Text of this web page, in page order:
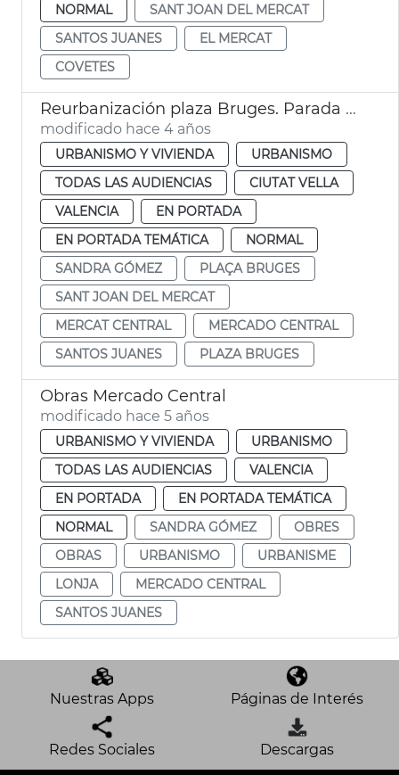
NORMAL
SANT JOAN DEL MERCAT
SANTOS JUANES
EL MERCAT
COVETES
Reurbanización plaza Bruges. Parada flors
modificado hace 4 años
URBANISMO Y VIVIENDA
URBANISMO
TODAS LAS AUDIENCIAS
CIUTAT VELLA
VALENCIA
EN PORTADA
EN PORTADA TEMÁTICA
NORMAL
SANDRA GÓMEZ
PLAÇA BRUGES
SANT JOAN DEL MERCAT
MERCAT CENTRAL
MERCADO CENTRAL
SANTOS JUANES
PLAZA BRUGES
Obras Mercado Central
modificado hace 5 años
URBANISMO Y VIVIENDA
URBANISMO
TODAS LAS AUDIENCIAS
VALENCIA
EN PORTADA
EN PORTADA TEMÁTICA
NORMAL
SANDRA GÓMEZ
OBRES
OBRAS
URBANISMO
URBANISME
LONJA
MERCADO CENTRAL
SANTOS JUANES
Nuestras Apps Páginas de Interés
Redes Sociales Descargas